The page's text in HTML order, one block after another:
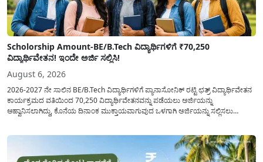
Scholorship Amount-BE/B.Tech ವಿದ್ಯಾರ್ಥಿಗಳಿಗೆ ₹70,250
ವಿದ್ಯಾರ್ಥಿವೇತನ! ಇಂದೇ ಅರ್ಜಿ ಸಲ್ಲಿಸಿ!
August 6, 2026
2026-2027 ನೇ ಸಾಲಿನ BE/B.Tech ವಿದ್ಯಾರ್ಥಿಗಳಿಗೆ ಪ್ಯಾನಾಸೋನಿಕ್ ರಟ್ಟಿ ಛತ್ರ್ ವಿದ್ಯಾರ್ಥಿವೇತನ
ಕಾರ್ಯಕ್ರಮದ ವತಿಯಿಂದ 70,250 ವಿದ್ಯಾರ್ಥಿವೇತನವನ್ನು ಪಡೆಯಲು ಅರ್ಜಿಯನ್ನು
ಆಹ್ವಾನಿಸಲಾಗಿದ್ದು, ಕೊನೆಯ ದಿನಾಂಕ ಮುಕ್ತಾಯವಾಗುವುದ ಒಳಗಾಗಿ ಅರ್ಜಿಯನ್ನು ಸಲ್ಲಿಸಲು